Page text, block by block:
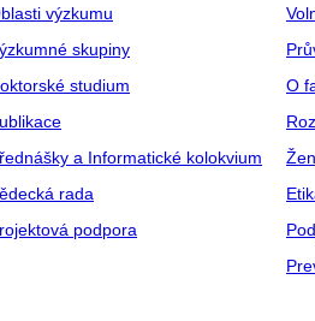
výzkumu
skupiny
studium
a Informatické kolokvium
rada
podpora
O